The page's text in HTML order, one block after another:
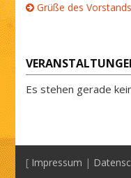
Grüße des
Es stehen gerade
[ Impressum |